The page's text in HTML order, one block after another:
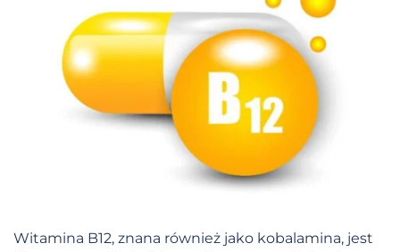
Witamina B12, znana również jako kobalamina, jest